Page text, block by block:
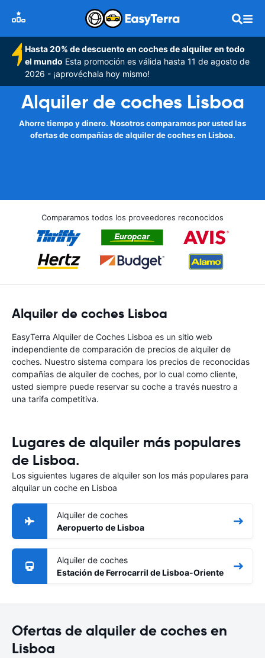
Hasta 20% de descuento en coches de alquiler en todo
el mundo Esta promoción es válida hasta 11 de agosto de
2026 - ¡aprovéchala hoy mismo!
Alquiler de coches Lisboa
Ahorre tiempo y dinero. Nosotros comparamos por usted las
ofertas de compañías de alquiler de coches en Lisboa.
Comparamos todos los proveedores reconocidos
Alquiler de coches Lisboa
EasyTerra Alquiler de Coches Lisboa es un sitio web
independiente de comparación de precios de alquiler de
coches. Nuestro sistema compara los precios de reconocidas
compañías de alquiler de coches, por lo cual como cliente,
usted siempre puede reservar su coche a través nuestro a
una tarifa competitiva.
Lugares de alquiler más populares
de Lisboa.
Los siguientes lugares de alquiler son los más populares para
alquilar un coche en Lisboa
Alquiler de coches
Aeropuerto de Lisboa
Alquiler de coches
Estación de Ferrocarril de Lisboa-Oriente
Ofertas de alquiler de coches en
Lisboa